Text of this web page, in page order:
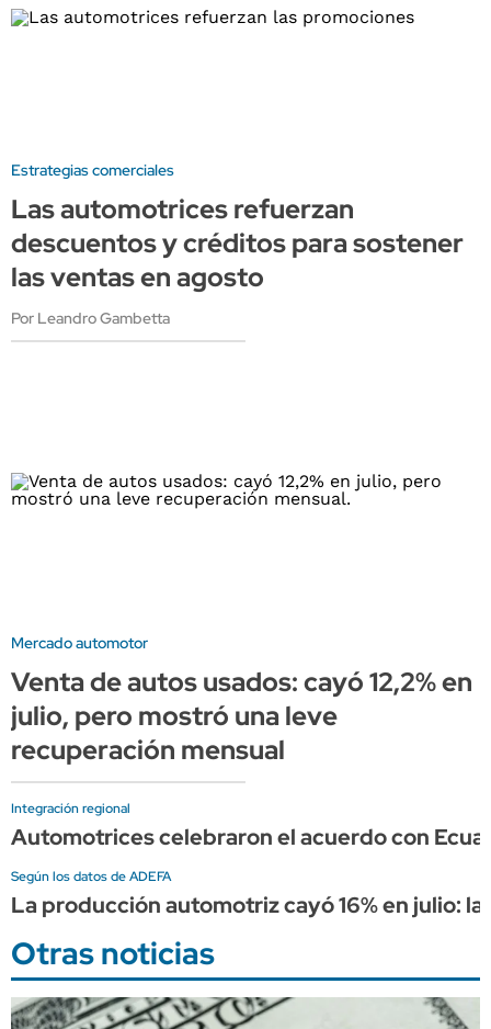
Estrategias comerciales
Las automotrices refuerzan
descuentos y créditos para sostener
las ventas en agosto
Por Leandro Gambetta
Mercado automotor
Venta de autos usados: cayó 12,2% en
julio, pero mostró una leve
recuperación mensual
Integración regional
Automotrices celebraron el acuerdo con
Según los datos de ADEFA
La producción automotriz cayó 16% en julio:
Otras noticias